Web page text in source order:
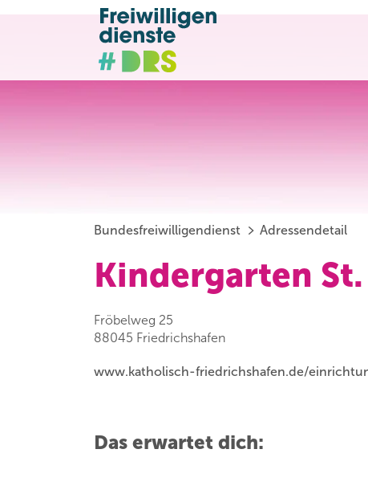
Bundesfreiwilligendienst Adressendetail
Kindergarten
Fröbelweg 25
88045 Friedrichshafen
www.katholisch-friedrichshafen.de/
Das erwartet dich: